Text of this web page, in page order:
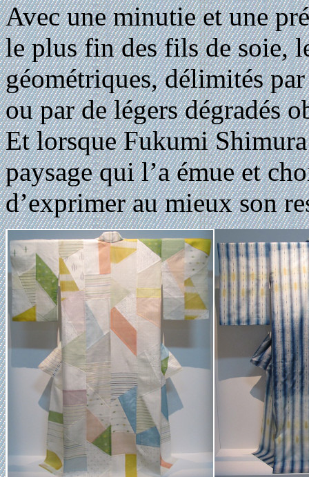
Avec une minutie et une
le plus fin des fils de soie,
géométriques, délimités
ou par de légers dégradés
Et lorsque Fukumi
paysage qui l’a émue et
d’exprimer au mieux son